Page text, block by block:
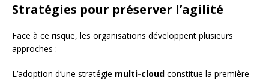
Stratégies pour préserver l’agilité
Face à ce risque, les organisations développent plusieurs
approches :
L’adoption d’une stratégie multi-cloud constitue la première